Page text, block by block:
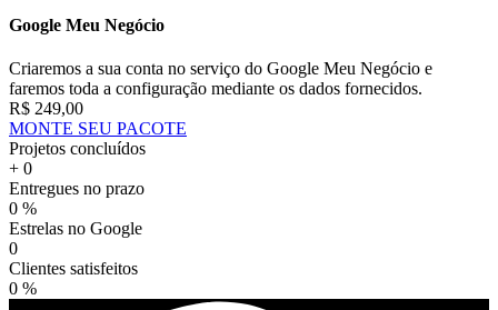
Google Meu Negócio
Criaremos a sua conta no serviço do Google Meu Negócio e
faremos toda a configuração mediante os dados fornecidos.
R$ 249,00
MONTE SEU PACOTE
Projetos concluídos
+ 0
Entregues no prazo
0 %
Estrelas no Google
0
Clientes satisfeitos
0 %